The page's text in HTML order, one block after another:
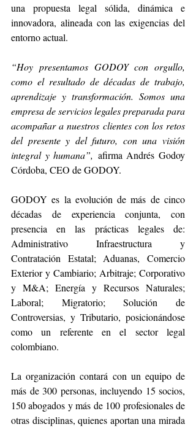
una propuesta legal sólida, dinámica e
innovadora, alineada con las exigencias del
entorno actual.
“Hoy presentamos GODOY con orgullo,
como el resultado de décadas de trabajo,
aprendizaje y transformación. Somos una
empresa de servicios legales preparada para
acompañar a nuestros clientes con los retos
del presente y del futuro, con una visión
integral y humana”, afirma Andrés Godoy
Córdoba, CEO de GODOY.
GODOY es la evolución de más de cinco
décadas de experiencia conjunta, con
presencia en las prácticas legales de:
Administrativo Infraestructura y
Contratación Estatal; Aduanas, Comercio
Exterior y Cambiario; Arbitraje; Corporativo
y M&A; Energía y Recursos Naturales;
Laboral; Migratorio; Solución de
Controversias, y Tributario, posicionándose
como un referente en el sector legal
colombiano.
La organización contará con un equipo de
más de 300 personas, incluyendo 15 socios,
150 abogados y más de 100 profesionales de
otras disciplinas, quienes aportan una mirada